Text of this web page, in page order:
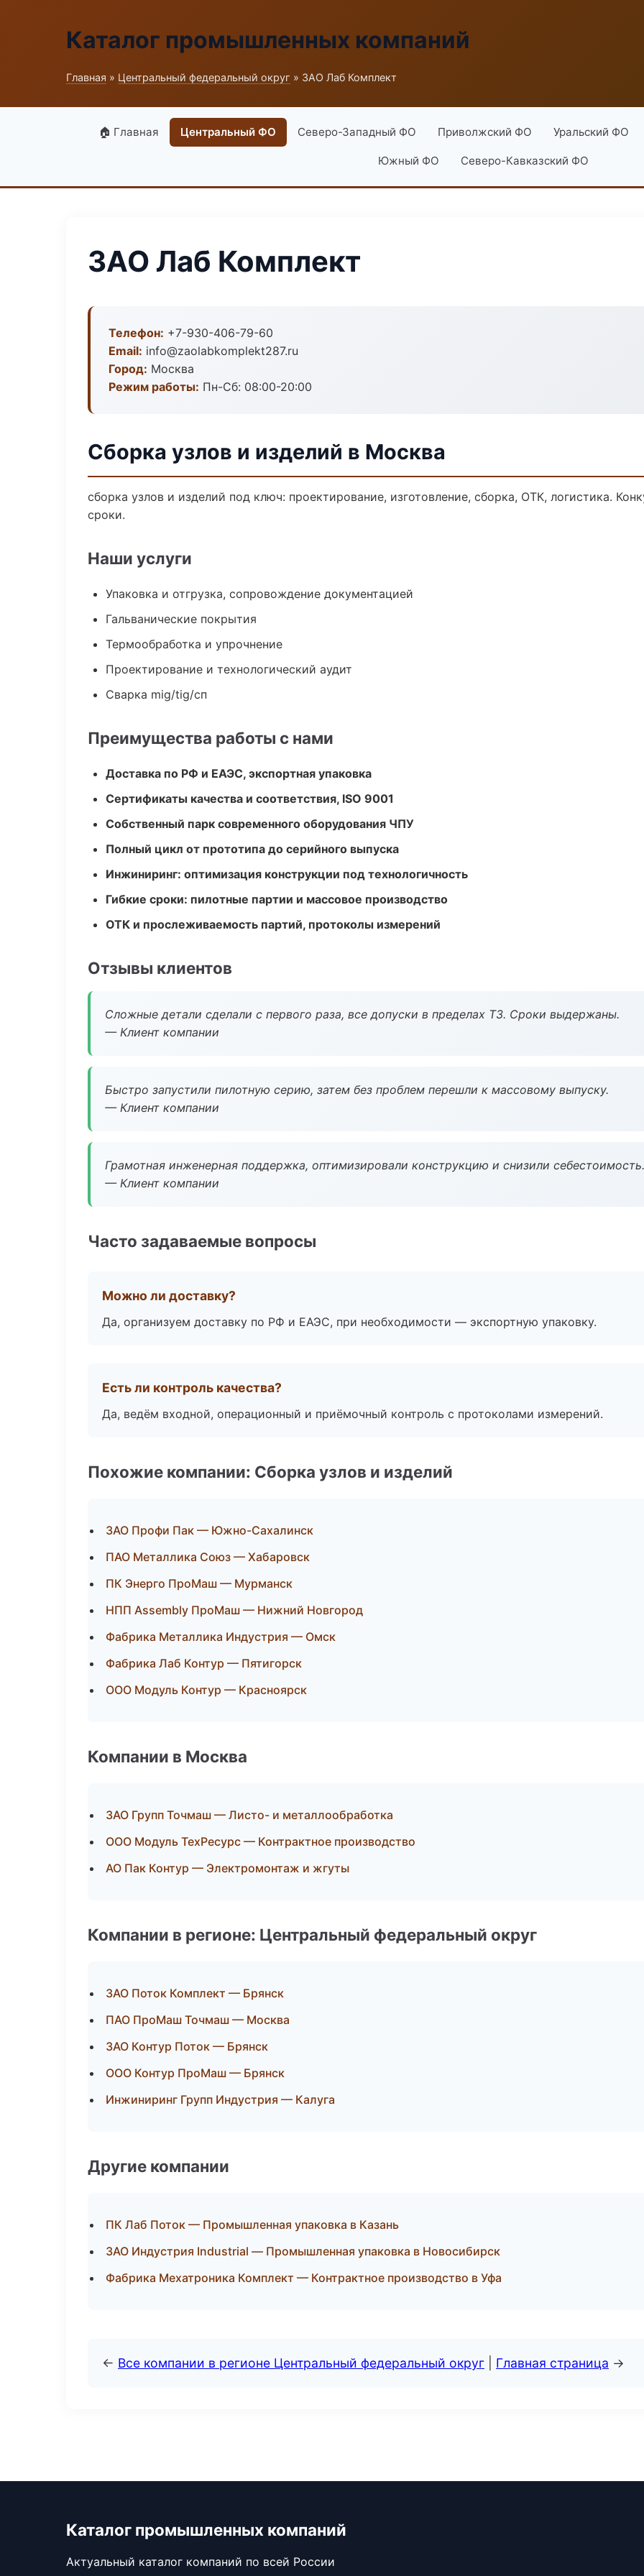
Каталог промышленных компаний
Главная » Центральный федеральный округ » ЗАО Лаб Комплект
🏠 Главная Центральный ФО Северо-Западный ФО Приволжский ФО Уральский ФО
Южный ФО Северо-Кавказский ФО
ЗАО Лаб Комплект
Телефон: +7-930-406-79-60
Email: info@zaolabkomplekt287.ru
Город: Москва
Режим работы: Пн-Сб: 08:00-20:00
Сборка узлов и изделий в Москва
сборка узлов и изделий под ключ: проектирование, изготовление, сборка, ОТК, логистика.
сроки.
Наши услуги
Упаковка и отгрузка, сопровождение документацией
Гальванические покрытия
Термообработка и упрочнение
Проектирование и технологический аудит
Сварка mig/tig/сп
Преимущества работы с нами
Доставка по РФ и ЕАЭС, экспортная упаковка
Сертификаты качества и соответствия, ISO 9001
Собственный парк современного оборудования ЧПУ
Полный цикл от прототипа до серийного выпуска
Инжиниринг: оптимизация конструкции под технологичность
Гибкие сроки: пилотные партии и массовое производство
ОТК и прослеживаемость партий, протоколы измерений
Отзывы клиентов
Сложные детали сделали с первого раза, все допуски в пределах ТЗ. Сроки выдержаны.
— Клиент компании
Быстро запустили пилотную серию, затем без проблем перешли к массовому выпуску.
— Клиент компании
Грамотная инженерная поддержка, оптимизировали конструкцию и снизили себестоимость.
— Клиент компании
Часто задаваемые вопросы
Можно ли доставку?
Да, организуем доставку по РФ и ЕАЭС, при необходимости — экспортную упаковку.
Есть ли контроль качества?
Да, ведём входной, операционный и приёмочный контроль с протоколами измерений.
Похожие компании: Сборка узлов и изделий
ЗАО Профи Пак — Южно-Сахалинск
ПАО Металлика Союз — Хабаровск
ПК Энерго ПроМаш — Мурманск
НПП Assembly ПроМаш — Нижний Новгород
Фабрика Металлика Индустрия — Омск
Фабрика Лаб Контур — Пятигорск
ООО Модуль Контур — Красноярск
Компании в Москва
ЗАО Групп Точмаш — Листо- и металлообработка
ООО Модуль ТехРесурс — Контрактное производство
АО Пак Контур — Электромонтаж и жгуты
Компании в регионе: Центральный федеральный округ
ЗАО Поток Комплект — Брянск
ПАО ПроМаш Точмаш — Москва
ЗАО Контур Поток — Брянск
ООО Контур ПроМаш — Брянск
Инжиниринг Групп Индустрия — Калуга
Другие компании
ПК Лаб Поток — Промышленная упаковка в Казань
ЗАО Индустрия Industrial — Промышленная упаковка в Новосибирск
Фабрика Мехатроника Комплект — Контрактное производство в Уфа
← Все компании в регионе Центральный федеральный округ Главная страница →
Каталог промышленных компаний
Актуальный каталог компаний по всей России